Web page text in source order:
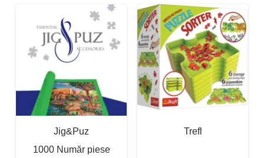
Jig&Puz
1000 Număr piese
Trefl